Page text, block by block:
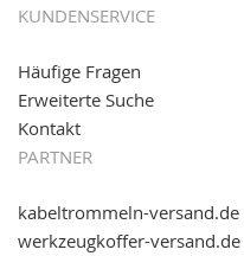
KUNDENSERVICE
Häufige Fragen
Erweiterte Suche
Kontakt
PARTNER
kabeltrommeln-versand.de
werkzeugkoffer-versand.de